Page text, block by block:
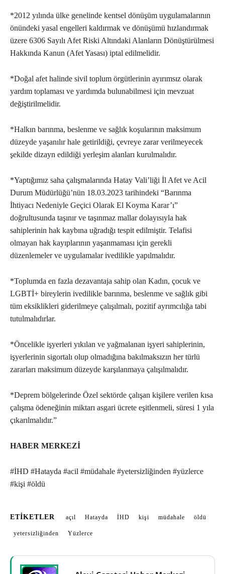
*2012 yılında ülke genelinde kentsel dönüşüm uygulamalarının
önündeki yasal engelleri kaldırmak ve dönüşümü hızlandırmak
üzere 6306 Sayılı Afet Riski Altındaki Alanların Dönüştürülmesi
Hakkında Kanun (Afet Yasası) iptal edilmelidir.
*Doğal afet halinde sivil toplum örgütlerinin ayırımsız olarak
yardım toplaması ve yardımda bulunabilmesi için mevzuat
değiştirilmelidir.
*Halkın barınma, beslenme ve sağlık koşularının maksimum
düzeyde yaşanılır hale getirildiği, çevreye zarar verilmeyecek
şekilde dizayn edildiği yerleşim alanları kurulmalıdır.
*Yaptığımız saha çalışmalarında Hatay Vali’liği İl Afet ve Acil
Durum Müdürlüğü’nün 18.03.2023 tarihindeki “Barınma
İhtiyacı Nedeniyle Geçici Olarak El Koyma Karar’ı”
doğrultusunda taşınır ve taşınmaz mallar dolayısıyla hak
sahiplerinin hak kaybına uğradığı tespit edilmiştir. Telafisi
olmayan hak kayıplarının yaşanmaması için gerekli
düzenlemeler ve uygulamalar ivedilikle yapılmalıdır.
*Toplumda en fazla dezavantaja sahip olan Kadın, çocuk ve
LGBTİ+ bireylerin ivedilikle barınma, beslenme ve sağlık gibi
tüm eksiklikleri giderilmeye çalışılmalı, pozitif ayrımcılığa tabi
tutulmalıdırlar.
*Öncelikle işyerleri yıkılan ve yağmalanan işyeri sahiplerinin,
işyerlerinin sigortalı olup olmadığına bakılmaksızın her türlü
zararları maksimum düzeyde karşılanmaya çalışılmalıdır.
*Deprem bölgelerinde Özel sektörde çalışan kişilere verilen kısa
çalışma ödeneğinin miktarı asgari ücrete eşitlenmeli, süresi 1 yıla
çıkarılmalıdır.”
HABER MERKEZİ
#İHD #Hatayda #acil #müdahale #yetersizliğinden #yüzlerce
#kişi #öldü
ETIKETLER açıl Hatayda İHD kişi müdahale öldü
yetersizliğinden Yüzlerce